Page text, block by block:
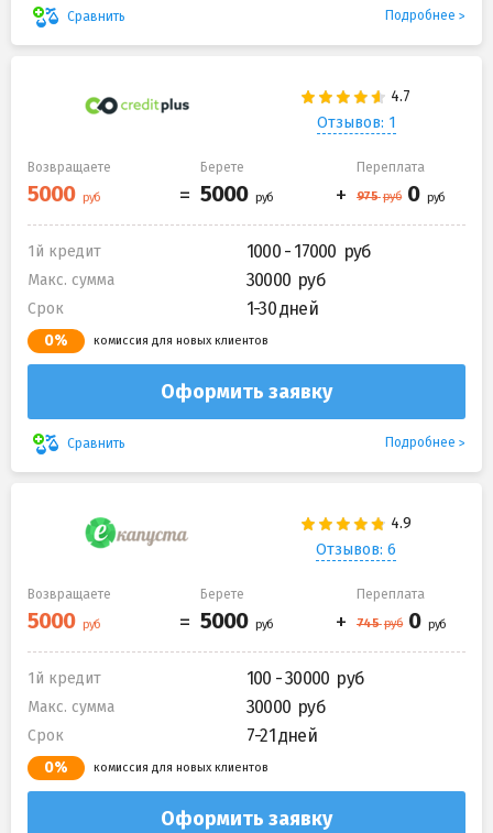
Сравнить Подробнее
Отзывов: 1
Возвращаете Берете Переплата
1й кредит 1000 - 17000
Макс. сумма 30000
Срок 1-30 дней
0% комиссия для новых клиентов
Оформить заявку
Сравнить Подробнее
Отзывов: 6
Возвращаете Берете Переплата
1й кредит 100 - 30000
Макс. сумма 30000
Срок 7-21 дней
0% комиссия для новых клиентов
Оформить заявку